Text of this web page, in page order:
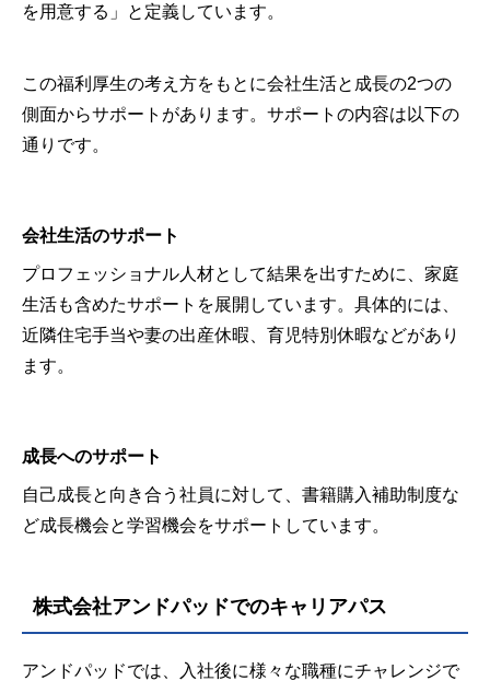
を用意する」と定義しています。
この福利厚生の考え方をもとに会社生活と成長の2つの
側面からサポートがあります。サポートの内容は以下の
通りです。
会社生活のサポート
プロフェッショナル人材として結果を出すために、家庭
生活も含めたサポートを展開しています。具体的には、
近隣住宅手当や妻の出産休暇、育児特別休暇などがあり
ます。
成長へのサポート
自己成長と向き合う社員に対して、書籍購入補助制度な
ど成長機会と学習機会をサポートしています。
株式会社アンドパッドでのキャリアパス
アンドパッドでは、入社後に様々な職種にチャレンジで